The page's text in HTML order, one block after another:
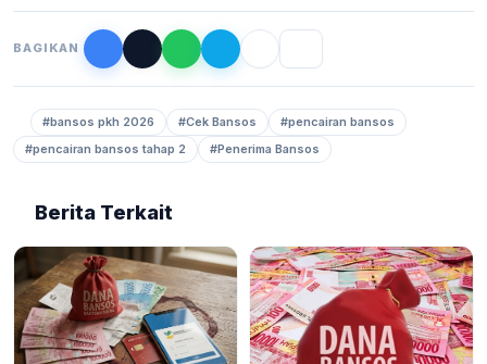
BAGIKAN
#bansos pkh 2026 #Cek Bansos
#pencairan bansos
#pencairan bansos tahap 2
#Penerima Bansos
Berita Terkait